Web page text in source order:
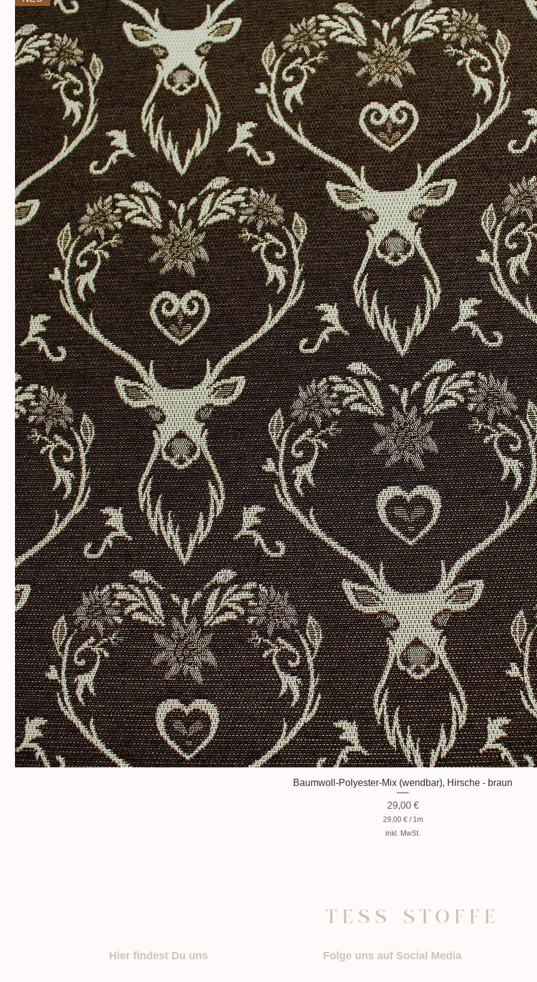
Baumwoll-Polyester-Mix (wendbar), Hirsche - braun
Preis
29,00 €
29,00 € / 1m
2
9
o
1
e
inkl. MwSt.
TESS STOFFE
Hier findest Du uns Folge uns auf Social Media